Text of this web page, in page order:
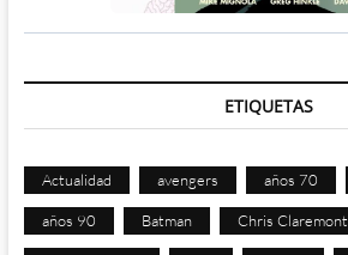
ETIQUETAS
Actualidad avengers años 70
años 90 Batman Chris Claremont